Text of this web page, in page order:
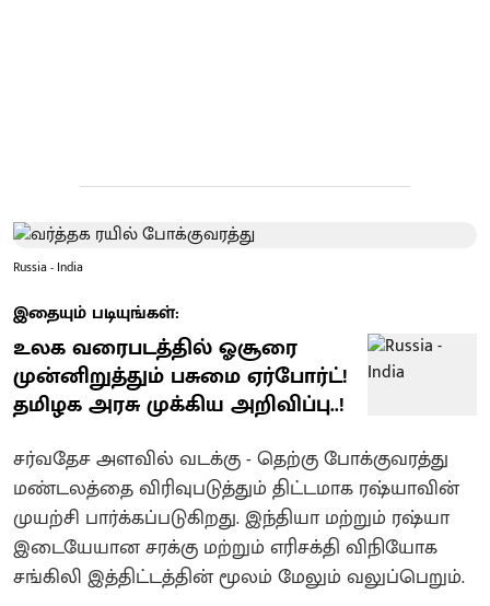
Russia - India
இதையும் படியுங்கள்:
உலக வரைபடத்தில் ஓசூரை
முன்னிறுத்தும் பசுமை ஏர்போர்ட்!
தமிழக அரசு முக்கிய அறிவிப்பு..!
சர்வதேச அளவில் வடக்கு - தெற்கு போக்குவரத்து
மண்டலத்தை விரிவுபடுத்தும் திட்டமாக ரஷ்யாவின்
முயற்சி பார்க்கப்படுகிறது. இந்தியா மற்றும் ரஷ்யா
இடையேயான சரக்கு மற்றும் எரிசக்தி விநியோக
சங்கிலி இத்திட்டத்தின் மூலம் மேலும் வலுப்பெறும்.